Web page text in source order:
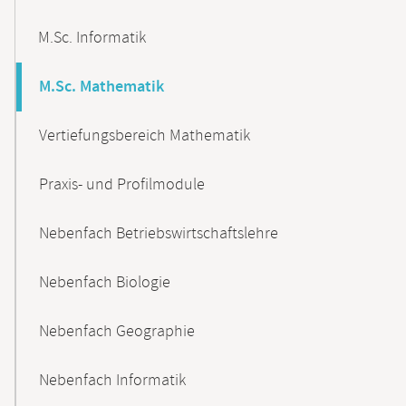
M.Sc. Informatik
M.Sc. Mathematik
Vertiefungsbereich Mathematik
Praxis- und Profilmodule
Nebenfach Betriebswirtschaftslehre
Nebenfach Biologie
Nebenfach Geographie
Nebenfach Informatik